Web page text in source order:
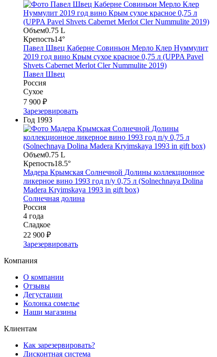
Объем0.75 L
Крепость14°
Павел Швец Каберне Совиньон Мерло Клер Нуммулит
2019 год вино Крым сухое красное 0,75 л (UPPA Pavel
Shvets Сabernet Merlot Cler Nummulite 2019)
Павел Швец
Россия
Сухое
7 900 ₽
Зарезервировать
Год 1993
Объем0.75 L
Крепость18.5°
Мадера Крымская Солнечной Долины коллекционное
ликерное вино 1993 год п/у 0,75 л (Solnechnaya Dolina
Madera Kryimskaya 1993 in gift box)
Солнечная долина
Россия
4 года
Сладкое
22 900 ₽
Зарезервировать
Компания
О компании
Отзывы
Дегустации
Колонка сомелье
Наши магазины
Клиентам
Как зарезервировать?
Дисконтная система